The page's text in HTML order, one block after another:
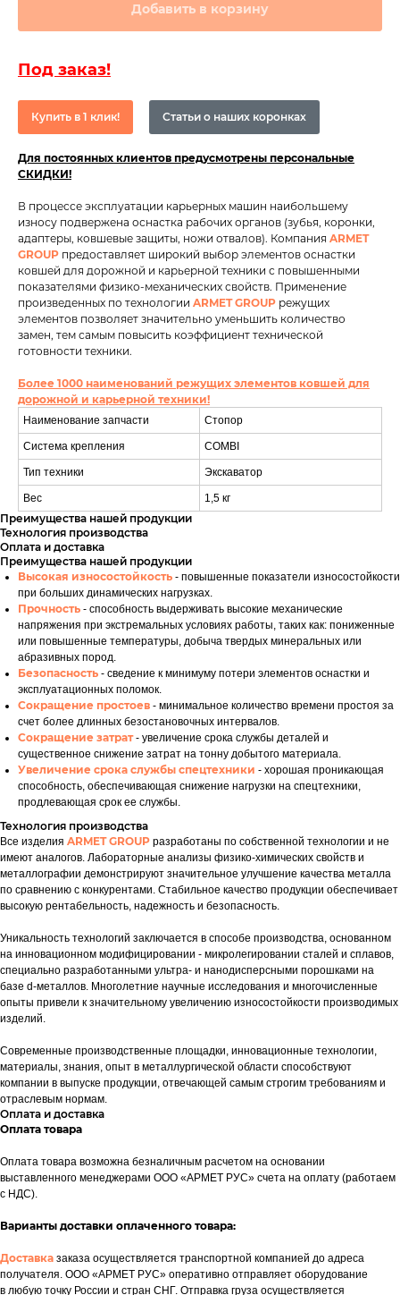
Добавить в корзину
Под заказ!
Купить в 1 клик! Статьи о наших коронках
Для постоянных клиентов предусмотрены персональные
СКИДКИ!
В процессе эксплуатации карьерных машин наибольшему
износу подвержена оснастка рабочих органов (зубья, коронки,
адаптеры, ковшевые защиты, ножи отвалов). Компания ARMET
GROUP предоставляет широкий выбор элементов оснастки
ковшей для дорожной и карьерной техники с повышенными
показателями физико-механических свойств. Применение
произведенных по технологии ARMET GROUP режущих
элементов позволяет значительно уменьшить количество
замен, тем самым повысить коэффициент технической
готовности техники.
Более 1000 наименований режущих элементов ковшей для
дорожной и карьерной техники!
Наименование запчасти Стопор
Система крепления COMBI
Тип техники Экскаватор
Вес 1,5 кг
Преимущества нашей продукции
Технология производства
Оплата и доставка
Преимущества нашей продукции
Высокая износостойкость - повышенные показатели износостойкости
при больших динамических нагрузках.
Прочность - способность выдерживать высокие механические
напряжения при экстремальных условиях работы, таких как: пониженные
или повышенные температуры, добыча твердых минеральных или
абразивных пород.
Безопасность - сведение к минимуму потери элементов оснастки и
эксплуатационных поломок.
Сокращение простоев - минимальное количество времени простоя за
счет более длинных безостановочных интервалов.
Сокращение затрат - увеличение срока службы деталей и
существенное снижение затрат на тонну добытого материала.
Увеличение срока службы спецтехники - хорошая проникающая
способность, обеспечивающая снижение нагрузки на спецтехники,
продлевающая срок ее службы.
Технология производства
Все изделия ARMET GROUP разработаны по собственной технологии и не
имеют аналогов. Лабораторные анализы физико-химических свойств и
металлографии демонстрируют значительное улучшение качества металла
по сравнению с конкурентами. Стабильное качество продукции обеспечивает
высокую рентабельность, надежность и безопасность.
Уникальность технологий заключается в способе производства, основанном
на инновационном модифицировании - микролегировании сталей и сплавов,
специально разработанными ультра- и нанодисперсными порошками на
базе d-металлов. Многолетние научные исследования и многочисленные
опыты привели к значительному увеличению износостойкости производимых
изделий.
Современные производственные площадки, инновационные технологии,
материалы, знания, опыт в металлургической области способствуют
компании в выпуске продукции, отвечающей самым строгим требованиям и
отраслевым нормам.
Оплата и доставка
Оплата товара
Оплата товара возможна безналичным расчетом на основании
выставленного менеджерами ООО «АРМЕТ РУС» счета на оплату (работаем
с НДС).
Варианты доставки оплаченного товара:
Доставка заказа осуществляется транспортной компанией до адреса
получателя. ООО «АРМЕТ РУС» оперативно отправляет оборудование
в любую точку России и стран СНГ. Отправка груза осуществляется